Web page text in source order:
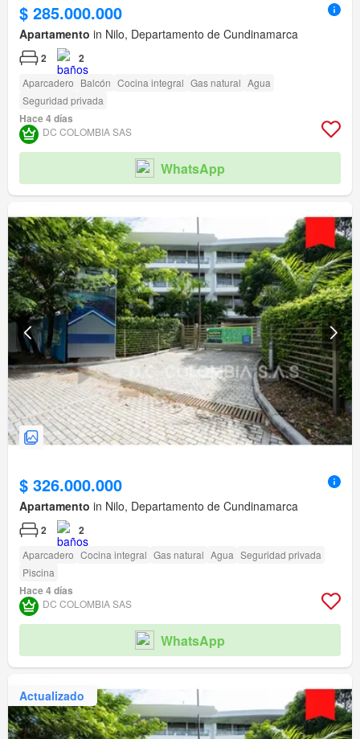
$ 285.000.000
Apartamento in Nilo, Departamento de Cundinamarca
2 2
Aparcadero Balcón Cocina integral Gas natural Agua
Seguridad privada
Hace 4 días
DC COLOMBIA SAS
WhatsApp
$ 326.000.000
Apartamento in Nilo, Departamento de Cundinamarca
2 2
Aparcadero Cocina integral Gas natural Agua Seguridad privada
Piscina
Hace 4 días
DC COLOMBIA SAS
WhatsApp
Actualizado